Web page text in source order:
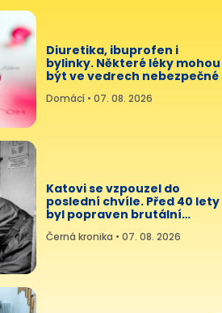
Diuretika, ibuprofen i
bylinky. Některé léky mohou
být ve vedrech nebezpečné
Domácí • 07. 08. 2026
Katovi se vzpouzel do
poslední chvíle. Před 40 lety
byl popraven brutální
Černá kronika • 07. 08. 2026